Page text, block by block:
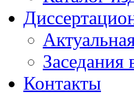
Заседания
Контакты